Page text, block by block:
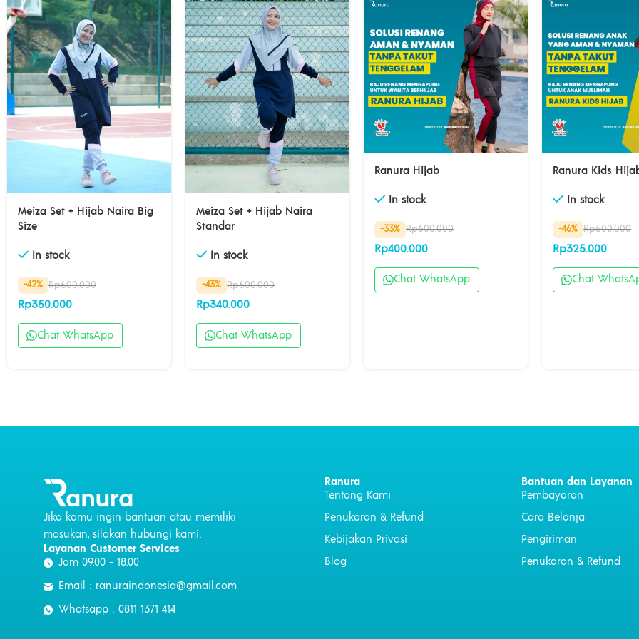
Meiza Set + Hijab Naira Big
Size
In stock
-42% Rp600.000
Rp350.000
Chat WhatsApp
Meiza Set + Hijab Naira
Standar
In stock
-43% Rp600.000
Rp340.000
Chat WhatsApp
Ranura Hijab
In stock
-33% Rp600.000
Rp400.000
Chat WhatsApp
Ranura Kids
In stock
-46% Rp600.000
Rp325.000
Chat
Jika kamu ingin bantuan atau memiliki
masukan, silakan hubungi kami:
Layanan Customer Services
Jam 09.00 - 18.00
Email : ranuraindonesia@gmail.com
Whatsapp : 0811 1371 414
Ranura
Tentang Kami
Penukaran & Refund
Kebijakan Privasi
Blog
Bantuan dan Layanan
Pembayaran
Cara Belanja
Pengiriman
Penukaran & Refund